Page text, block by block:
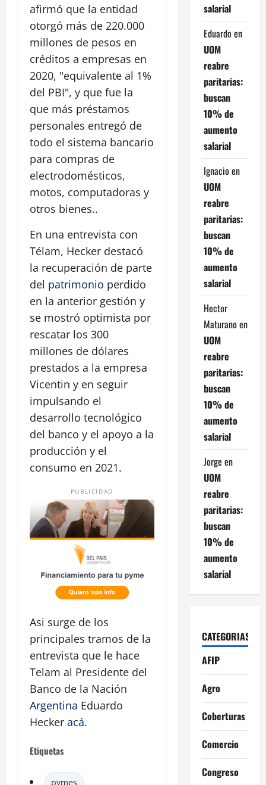
afirmó que la entidad
otorgó más de 220.000
millones de pesos en
créditos a empresas en
2020, "equivalente al 1%
del PBI", y que fue la
que más préstamos
personales entregó de
todo el sistema bancario
para compras de
electrodomésticos,
motos, computadoras y
otros bienes..
En una entrevista con
Télam, Hecker destacó
la recuperación de parte
del patrimonio perdido
en la anterior gestión y
se mostró optimista por
rescatar los 300
millones de dólares
prestados a la empresa
Vicentin y en seguir
impulsando el
desarrollo tecnológico
del banco y el apoyo a la
producción y el
consumo en 2021.
PUBLICIDAD
Asi surge de los
principales tramos de la
entrevista que le hace
Telam al Presidente del
Banco de la Nación
Argentina Eduardo
Hecker acá.
Etiquetas
pymes
salarial
Eduardo en
UOM
reabre
paritarias:
buscan
10% de
aumento
salarial
Ignacio en
UOM
reabre
paritarias:
buscan
10% de
aumento
salarial
Hector
Maturano en
UOM
reabre
paritarias:
buscan
10% de
aumento
salarial
Jorge en
UOM
reabre
paritarias:
buscan
10% de
aumento
salarial
CATEGORIAS
AFIP
Agro
Coberturas
Comercio
Congreso